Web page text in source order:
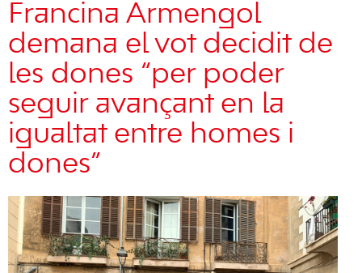
Francina Armengol
demana el vot decidit de
les dones “per poder
seguir avançant en la
igualtat entre homes i
dones”